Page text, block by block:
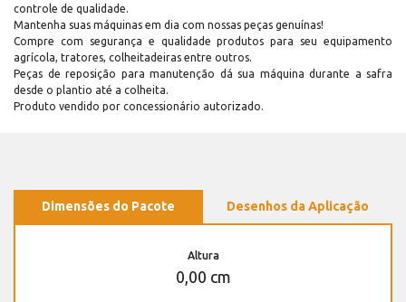
controle de qualidade.
Mantenha suas máquinas em dia com nossas peças genuínas!
Compre com segurança e qualidade produtos para seu equipamento
agrícola, tratores, colheitadeiras entre outros.
Peças de reposição para manutenção dá sua máquina durante a safra
desde o plantio até a colheita.
Produto vendido por concessionário autorizado.
Dimensões do Pacote Desenhos da Aplicação
Altura
0,00 cm